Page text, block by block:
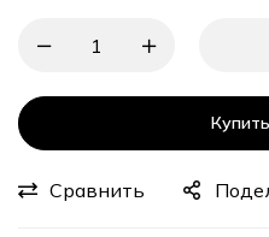
Сравнить